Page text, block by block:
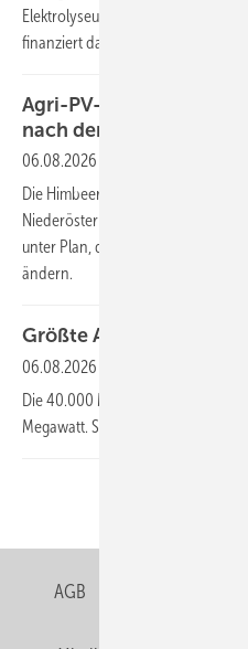
Elektrolyseure zu entwickeln. Der
finanziert das Projekt.
Agri-PV-Anlage
nach dem ersten
06.08.2026
Die Himbeeren gedeihen unter
Niederösterreich prächtig. Zwar
unter Plan, doch dies kann sich in
ändern.
Größte Agri-PV-Anlage
06.08.2026
Die 40.000 Module der Anlage in
Megawatt. Sie schützen
AGB